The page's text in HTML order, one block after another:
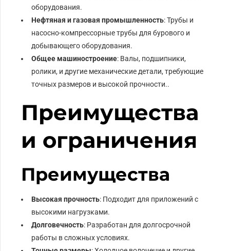
оборудования.
Нефтяная и газовая промышленность: Трубы и
насосно-компрессорные трубы для бурового и
добывающего оборудования.
Общее машиностроение: Валы, подшипники,
ролики, и другие механические детали, требующие
точных размеров и высокой прочности..
Преимущества
и ограничения
Преимущества
Высокая прочность: Подходит для приложений с
высокими нагрузками.
Долговечность: Разработан для долгосрочной
работы в сложных условиях.